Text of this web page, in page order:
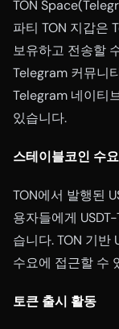
TON
파티 TON 지갑은
보유하고 전송할
Telegram 커뮤니
Telegram 네이티
있습니다.
스테이블코인 수요
TON에서 발행된
용자들에게
습니다. TON 기반
수요에 접근할 수
토큰 출시 활동